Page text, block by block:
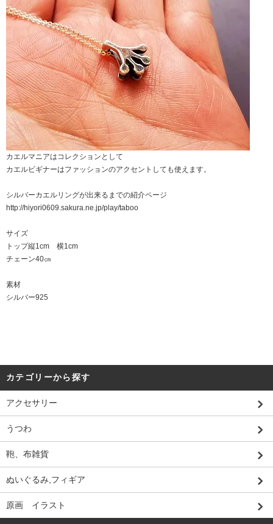
カエルマニアはコレクションとして
カエルビギナーはファッションのアクセントしても使えます。
シルバーカエルリングが出来るまでの紹介ページ
http://hiyori0609.sakura.ne.jp/play/taboo
サイズ
トップ縦1cm 横1cm
チェーン40㎝
素材
シルバー925
カテゴリーから探す
アクセサリー
うつわ
鞄、布雑貨
ぬいぐるみ,フィギア
原画 イラスト